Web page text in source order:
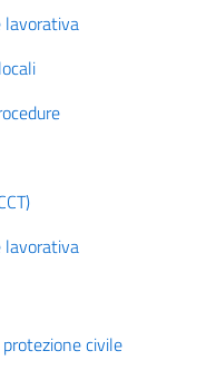
lavorativa
lavorativa
civile